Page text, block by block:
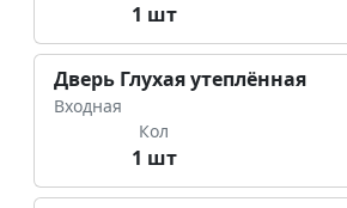
1 шт
Дверь Глухая утеплённая
Входная
Кол
1 шт